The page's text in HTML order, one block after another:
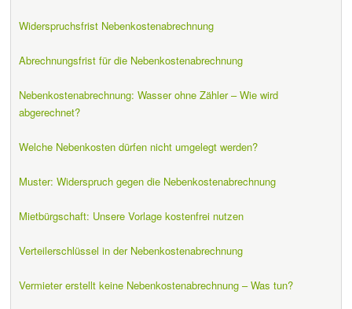
Widerspruchsfrist Nebenkostenabrechnung
Abrechnungsfrist für die Nebenkostenabrechnung
Nebenkostenabrechnung: Wasser ohne Zähler – Wie wird
abgerechnet?
Welche Nebenkosten dürfen nicht umgelegt werden?
Muster: Widerspruch gegen die Nebenkostenabrechnung
Mietbürgschaft: Unsere Vorlage kostenfrei nutzen
Verteilerschlüssel in der Nebenkostenabrechnung
Vermieter erstellt keine Nebenkostenabrechnung – Was tun?